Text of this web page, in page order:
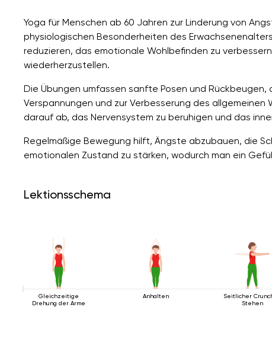
Yoga für Menschen ab 60 Jahren zur Linderung von
physiologischen Besonderheiten des
reduzieren, das emotionale Wohlbefinden zu
wiederherzustellen.
Die Übungen umfassen sanfte Posen und Rückbeugen,
Verspannungen und zur Verbesserung des
darauf ab, das Nervensystem zu beruhigen und das
Regelmäßige Bewegung hilft, Ängste abzubauen, die
emotionalen Zustand zu stärken, wodurch man ein
Lektionsschema
Gleichzeitige
Drehung der Arme
Anhalten
Seitlicher
Stehen